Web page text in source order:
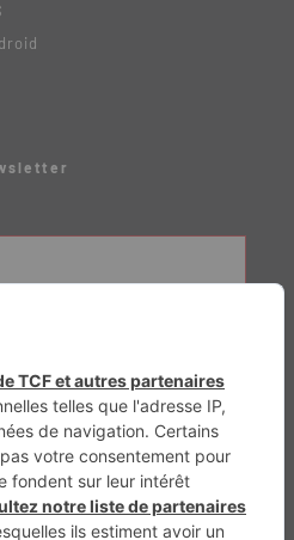
Sans Permis VTTAE.fr FullAttack